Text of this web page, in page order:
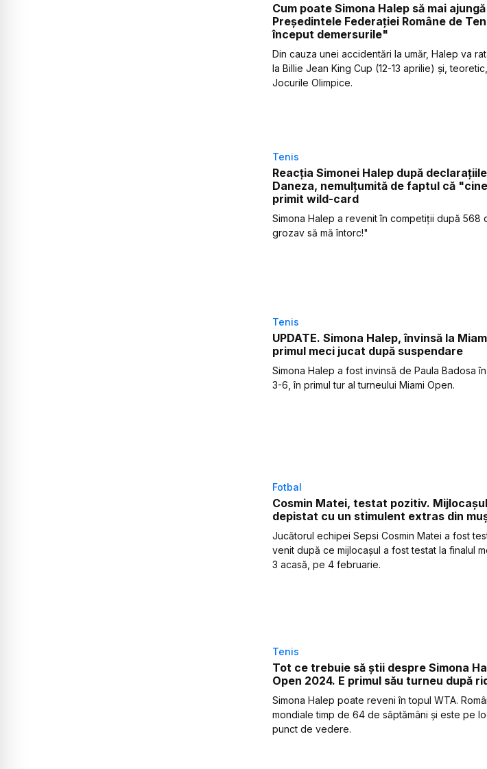
Cum poate Simona Halep să mai
Președintele Federației Române de
început demersurile"
Din cauza unei accidentări la umăr, Halep va
la Billie Jean King Cup (12-13 aprilie) și,
Jocurile Olimpice.
Tenis
Reacția Simonei Halep după
Daneza, nemulțumită de faptul că
primit wild-card
Simona Halep a revenit în competiții după 568
grozav să mă întorc!"
Tenis
UPDATE. Simona Halep, învinsă la
primul meci jucat după suspendare
Simona Halep a fost invinsă de Paula Badosa
3-6, în primul tur al turneului Miami Open.
Fotbal
Cosmin Matei, testat pozitiv.
depistat cu un stimulent extras din
Jucătorul echipei Sepsi Cosmin Matei a fost
venit după ce mijlocașul a fost testat la finalul
3 acasă, pe 4 februarie.
Tenis
Tot ce trebuie să știi despre Simona
Open 2024. E primul său turneu după
Simona Halep poate reveni în topul WTA.
mondiale timp de 64 de săptămâni și este pe
punct de vedere.